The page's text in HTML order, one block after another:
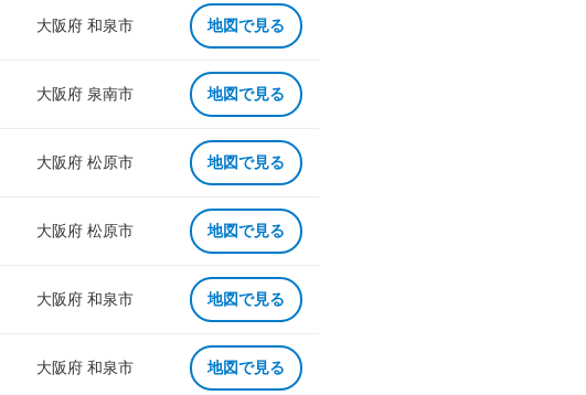
大阪府 和泉市 地図で見る
大阪府 泉南市 地図で見る
大阪府 松原市 地図で見る
大阪府 松原市 地図で見る
大阪府 和泉市 地図で見る
大阪府 和泉市 地図で見る